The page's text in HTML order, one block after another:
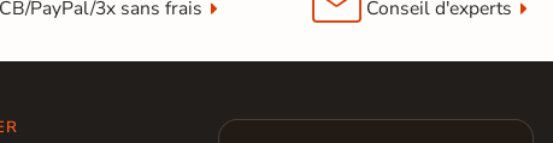
CB/PayPal/3x sans frais
Conseil d'experts